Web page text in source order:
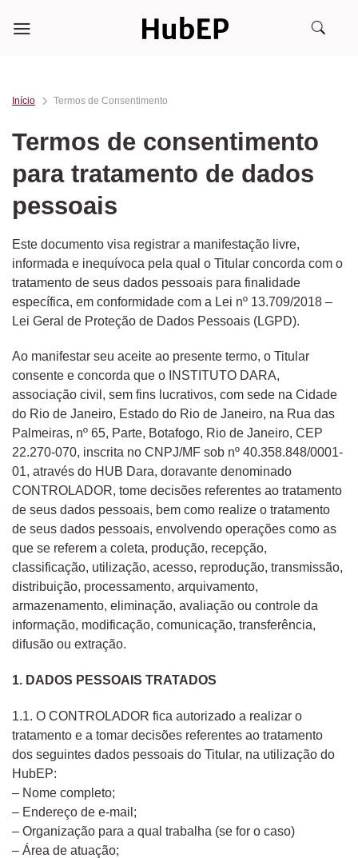
Início Termos de Consentimento
Termos de consentimento
para tratamento de dados
pessoais
Este documento visa registrar a manifestação livre,
informada e inequívoca pela qual o Titular concorda com o
tratamento de seus dados pessoais para finalidade
específica, em conformidade com a Lei nº 13.709/2018 –
Lei Geral de Proteção de Dados Pessoais (LGPD).
Ao manifestar seu aceite ao presente termo, o Titular
consente e concorda que o INSTITUTO DARA,
associação civil, sem fins lucrativos, com sede na Cidade
do Rio de Janeiro, Estado do Rio de Janeiro, na Rua das
Palmeiras, nº 65, Parte, Botafogo, Rio de Janeiro, CEP
22.270-070, inscrita no CNPJ/MF sob nº 40.358.848/0001-
01, através do HUB Dara, doravante denominado
CONTROLADOR, tome decisões referentes ao tratamento
de seus dados pessoais, bem como realize o tratamento
de seus dados pessoais, envolvendo operações como as
que se referem a coleta, produção, recepção,
classificação, utilização, acesso, reprodução, transmissão,
distribuição, processamento, arquivamento,
armazenamento, eliminação, avaliação ou controle da
informação, modificação, comunicação, transferência,
difusão ou extração.
1. DADOS PESSOAIS TRATADOS
1.1. O CONTROLADOR fica autorizado a realizar o
tratamento e a tomar decisões referentes ao tratamento
dos seguintes dados pessoais do Titular, na utilização do
HubEP:
– Nome completo;
– Endereço de e-mail;
– Organização para a qual trabalha (se for o caso)
– Área de atuação;